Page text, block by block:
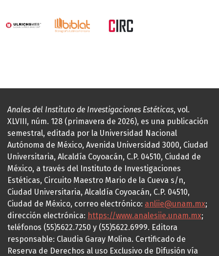
Anales del Instituto de Investigaciones Estéticas, vol.
XLVIII, núm. 128 (primavera de 2026), es una publicación
semestral, editada por la Universidad Nacional
Autónoma de México, Avenida Universidad 3000, Ciudad
Universitaria, Alcaldía Coyoacán, C.P. 04510, Ciudad de
México, a través del Instituto de Investigaciones
Estéticas, Circuito Maestro Mario de la Cueva s/n,
Ciudad Universitaria, Alcaldía Coyoacán, C.P. 04510,
Ciudad de México, correo electrónico: anliie@unam.mx;
dirección electrónica: https://www.analesiie.unam.mx;
teléfonos (55)5622.7250 y (55)5622.6999. Editora
responsable: Claudia Garay Molina. Certificado de
Reserva de Derechos al uso Exclusivo de Difusión vía